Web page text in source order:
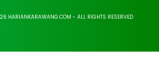
HARIANKARAWANG.COM - ALL RIGHTS RESERVED